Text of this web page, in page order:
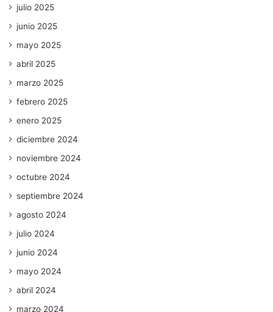
julio 2025
junio 2025
mayo 2025
abril 2025
marzo 2025
febrero 2025
enero 2025
diciembre 2024
noviembre 2024
octubre 2024
septiembre 2024
agosto 2024
julio 2024
junio 2024
mayo 2024
abril 2024
marzo 2024